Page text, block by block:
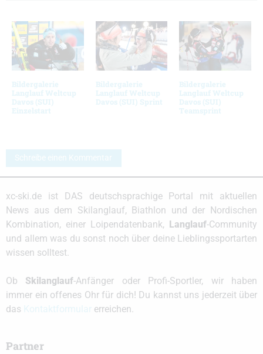
Bildergalerie
Langlauf Weltcup
Davos (SUI)
Einzelstart
Bildergalerie
Langlauf Weltcup
Davos (SUI) Sprint
Bildergalerie
Langlauf Weltcup
Davos (SUI)
Teamsprint
Schreibe einen Kommentar
xc-ski.de ist DAS deutschsprachige Portal mit aktuellen
News aus dem Skilanglauf, Biathlon und der Nordischen
Kombination, einer Loipendatenbank,
Langlauf-Community
und allem was du sonst noch über deine Lieblingssportarten
wissen solltest.
Ob Skilanglauf-Anfänger oder Profi-Sportler, wir haben
immer ein offenes Ohr für dich! Du kannst uns jederzeit über
das
erreichen.
Partner